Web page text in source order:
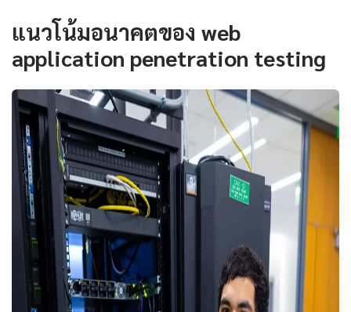
แนวโน้มอนาคตของ web
application penetration testing